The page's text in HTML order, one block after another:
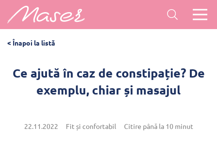
< Înapoi la listă
Ce ajută în caz de constipație? De
exemplu, chiar și masajul
22.11.2022 Fit și confortabil Citire până la 10 minut